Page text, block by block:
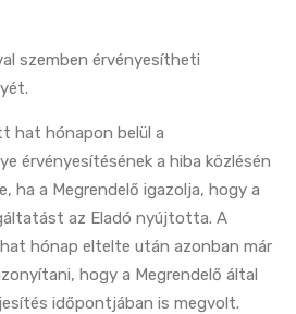
szemben érvényesítheti
hat hónapon belül a
érvényesítésének a hiba közlésén
ha a Megrendelő igazolja, hogy a
az Eladó nyújtotta. A
hónap eltelte után azonban már
hogy a Megrendelő által
időpontjában is megvolt.